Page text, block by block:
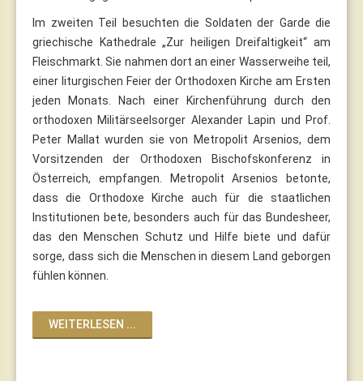
Im zweiten Teil besuchten die Soldaten der Garde die
griechische Kathedrale „Zur heiligen Dreifaltigkeit“ am
Fleischmarkt. Sie nahmen dort an einer Wasserweihe teil,
einer liturgischen Feier der Orthodoxen Kirche am Ersten
jeden Monats. Nach einer Kirchenführung durch den
orthodoxen Militärseelsorger Alexander Lapin und Prof.
Peter Mallat wurden sie von Metropolit Arsenios, dem
Vorsitzenden der Orthodoxen Bischofskonferenz in
Österreich, empfangen. Metropolit Arsenios betonte,
dass die Orthodoxe Kirche auch für die staatlichen
Institutionen bete, besonders auch für das Bundesheer,
das den Menschen Schutz und Hilfe biete und dafür
sorge, dass sich die Menschen in diesem Land geborgen
fühlen können.
WEITERLESEN ...